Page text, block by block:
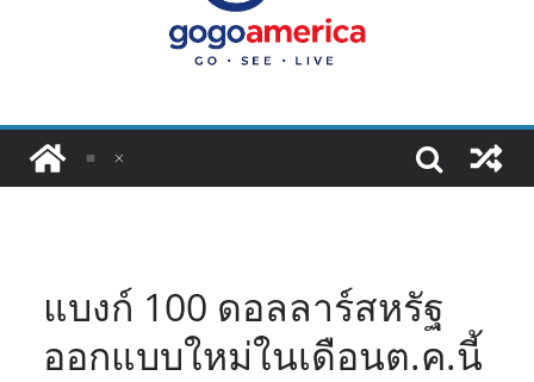
โอนเงินจากอเมริกากลับไทย ใช้วิธีไหน
ประหยัดและคุ้มที่สุดในปี 2026?
VPN สำหรับใช้ในอเมริกา 2026: ตัว
แบงก์ 100 ดอลลาร์สหรัฐ
ออกแบบใหม่ในเดือนต.ค.นี้